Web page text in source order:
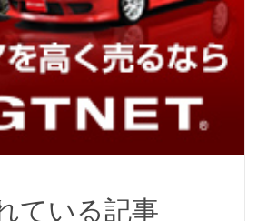
ている記事